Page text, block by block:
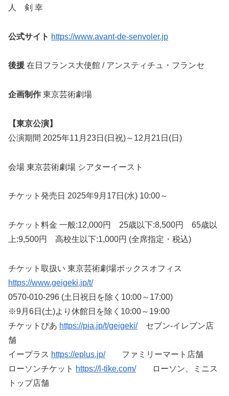
人 剣 幸
公式サイト https://www.avant-de-senvoler.jp
後援 在日フランス大使館 / アンスティチュ・フランセ
企画制作 東京芸術劇場
【東京公演】
公演期間 2025年11月23日(日祝)～12月21日(日)
会場 東京芸術劇場 シアターイースト
チケット発売日 2025年9月17日(水) 10:00～
チケット料金 一般:12,000円 25歳以下:8,500円 65歳以
上:9,500円 高校生以下:1,000円 (全席指定・税込)
チケット取扱い 東京芸術劇場ボックスオフィス
https://www.geigeki.jp/t/
0570-010-296 (土日祝日を除く10:00～17:00)
※9月6日(土)より休館日を除く10:00～19:00
チケットぴあ https://pia.jp/t/geigeki/セブン-イレブン店
舗
イープラス https://eplus.jp/ファミリーマート店舗
ローソンチケット https://l-tike.com/ローソン、ミニス
トップ店舗